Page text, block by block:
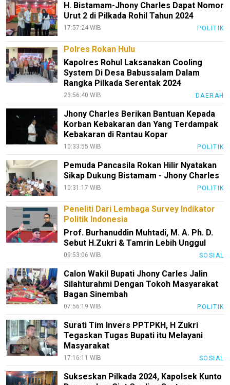
H. Bistamam-Jhony Charles Dapat Nomor
Urut 2 di Pilkada Rohil Tahun 2024
17:57:24 WIB POLITIK
Polres Rokan Hulu
Kapolres Rohul Laksanakan Cooling
System Di Desa Babussalam Dalam
Rangka Pilkada Serentak 2024
23:56:40 WIB DAERAH
Jhony Charles Berikan Bantuan Kepada
Korban Kebakaran dan Yang Terdampak
Kebakaran di Rantau Kopar
10:33:55 WIB POLITIK
Pemuda Pancasila Rokan Hilir Nyatakan
Sikap Dukung Bistamam - Jhony Charles
10:31:17 WIB POLITIK
Peneliti Dari Lembaga Survey Indikator
Politik Indonesia
Prof. Burhanuddin Muhtadi, M. A. Ph. D.
Sebut H.Zukri & Tamrin Lebih Unggul
09:53:06 WIB SOSIAL
Calon Wakil Bupati Jhony Carles Jalin
Silahturahmi Dengan Tokoh Masyarakat
Bagan Sinembah
07:56:19 WIB POLITIK
Surati Tim Invers PPTPKH, H Zukri
Tegaskan Tugas Bupati itu Melayani
Masyarakat
17:16:11 WIB SOSIAL
Sukseskan Pilkada 2024, Kapolsek Kunto